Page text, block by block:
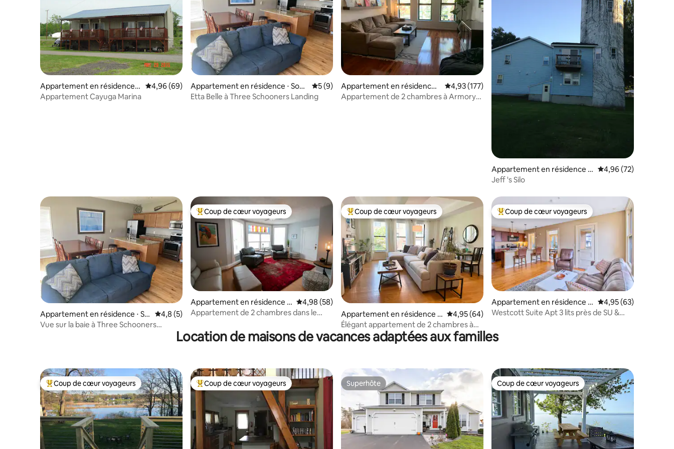
Appartement en résidence ⋅
Cayuga
Évaluation moyenne sur la base de 69 commentaires : 4,96 sur 5
4,96 (69)
Appartement Cayuga Marina
Appartement en résidence ⋅ Sod
us Point
Évaluation moyenne sur la base de 9 commentaires : 5 sur 5
5 (9)
Etta Belle à Three Schooners Landing
Appartement en résidence ⋅
Syracuse
Évaluation moyenne sur la base de 177 commentaires : 4,93 sur 5
4,93 (177)
Appartement de 2 chambres à Armory
Appartement en résidence ⋅
Mexico
Évaluation moyenne
4,96 (72)
Jeff 's Silo
Appartement en résidence ⋅ So
dus Point
Évaluation moyenne sur la base de 5 commentaires : 4,8 sur 5
4,8 (5)
Vue sur la baie à Three Schooners
Coups de cœur voyageurs les plus appréciés
Coup de cœur voyageurs
Appartement en résidence ⋅
Seneca Falls
Évaluation moyenne sur la base de 58 commentaires : 4,98 sur 5
4,98 (58)
Appartement de 2 chambres dans le
Coups de cœur voyageurs les plus appréciés
Coup de cœur voyageurs
Appartement en résidence ⋅
Syracuse
Évaluation moyenne sur la base de 64 commentaires : 4,95 sur 5
4,95 (64)
Élégant appartement de 2 chambres à
Syracuse
Coups de cœur voyageurs les plus appréciés
Coup de cœur voyageurs
Appartement en résidence ⋅
Syracuse
Évaluation moyenne
4,95 (63)
Westcott Suite Apt 3 lits près de SU &
Location de maisons de vacances adaptées aux familles
Coups de cœur voyageurs les plus appréciés
Coup de cœur voyageurs Coups de cœur voyageurs les plus appréciés
Coup de cœur voyageurs Superhôte
Superhôte Coup de cœur voyageurs
Coup de cœur voyageurs